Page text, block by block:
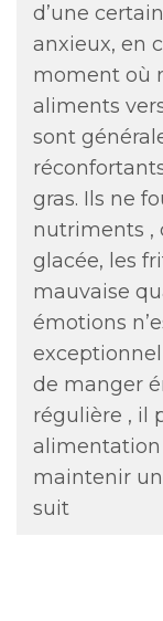
d’une
anxieux, en
moment où
aliments
sont
gras. Ils ne
nutriments ,
glacée, les
mauvaise
émotions
de manger
régulière , il
maintenir un
suit